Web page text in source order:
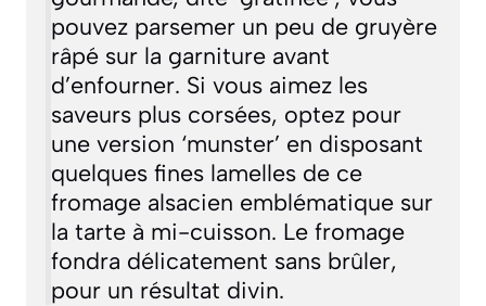
pouvez parsemer un peu de gruyère
râpé sur la garniture avant
d’enfourner. Si vous aimez les
saveurs plus corsées, optez pour
une version ‘munster’ en disposant
quelques fines lamelles de ce
fromage alsacien emblématique sur
la tarte à mi-cuisson. Le fromage
fondra délicatement sans brûler,
pour un résultat divin.